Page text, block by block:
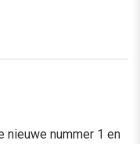
nieuwe nummer 1 en